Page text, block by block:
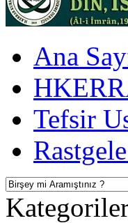
Ana
Tefsir